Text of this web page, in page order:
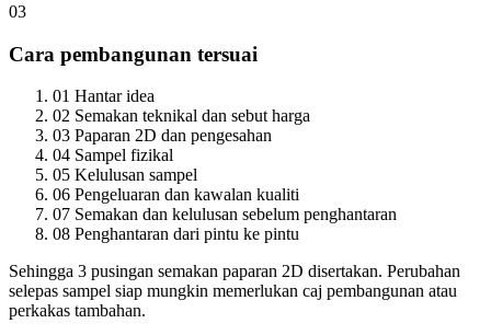
03
Cara pembangunan tersuai
01 Hantar idea
02 Semakan teknikal dan sebut harga
03 Paparan 2D dan pengesahan
04 Sampel fizikal
05 Kelulusan sampel
06 Pengeluaran dan kawalan kualiti
07 Semakan dan kelulusan sebelum penghantaran
08 Penghantaran dari pintu ke pintu
Sehingga 3 pusingan semakan paparan 2D disertakan. Perubahan
selepas sampel siap mungkin memerlukan caj pembangunan atau
perkakas tambahan.